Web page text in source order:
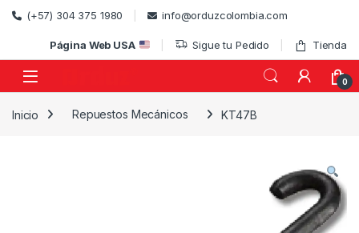
Skip to navigation
Skip to content
(+57) 304 375 1980 info@orduzcolombia.com
Página Web USA Sigue tu Pedido Tienda
0
Inicio Repuestos Mecánicos KT47B